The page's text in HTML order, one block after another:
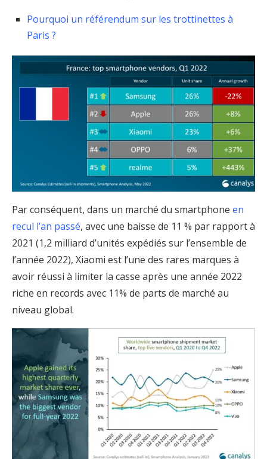
Pourquoi un référendum sur les trottinettes à
Paris ?
Par conséquent, dans un marché du smartphone en
recul l’an passé, avec une baisse de 11 % par rapport à
2021 (1,2 milliard d’unités expédiés sur l’ensemble de
l’année 2022), Xiaomi est l’une des rares marques à
avoir réussi à limiter la casse après une année 2022
riche en records avec 11% de parts de marché au
niveau global.